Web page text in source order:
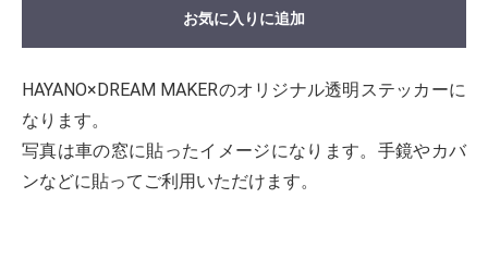
お気に入りに追加
HAYANO×DREAM MAKERのオリジナル透明ステッカーに
なります。
写真は車の窓に貼ったイメージになります。手鏡やカバ
ンなどに貼ってご利用いただけます。